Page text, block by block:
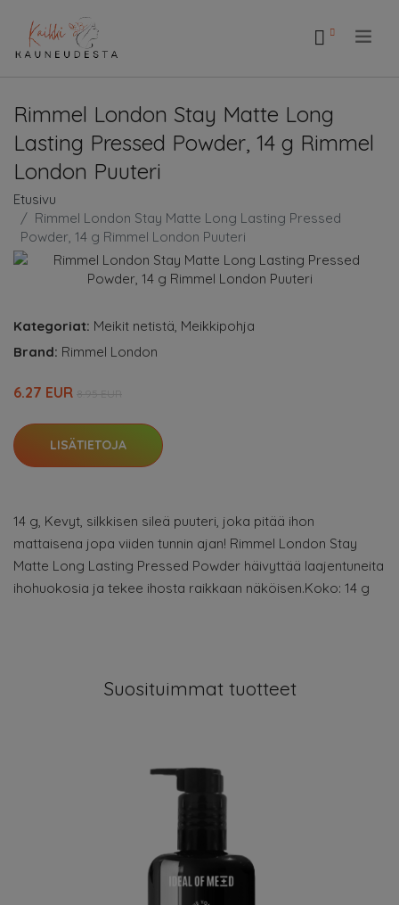
Rimmel London Stay Matte Long
Lasting Pressed Powder, 14 g Rimmel
London Puuteri
Etusivu
Rimmel London Stay Matte Long Lasting Pressed
Powder, 14 g Rimmel London Puuteri
Kategoriat: Meikit netistä, Meikkipohja
Brand: Rimmel London
6.27 EUR
LISÄTIETOJA
14 g, Kevyt, silkkisen sileä puuteri, joka pitää ihon
mattaisena jopa viiden tunnin ajan! Rimmel London Stay
Matte Long Lasting Pressed Powder häivyttää laajentuneita
ihohuokosia ja tekee ihosta raikkaan näköisen.Koko: 14 g
Suosituimmat tuotteet